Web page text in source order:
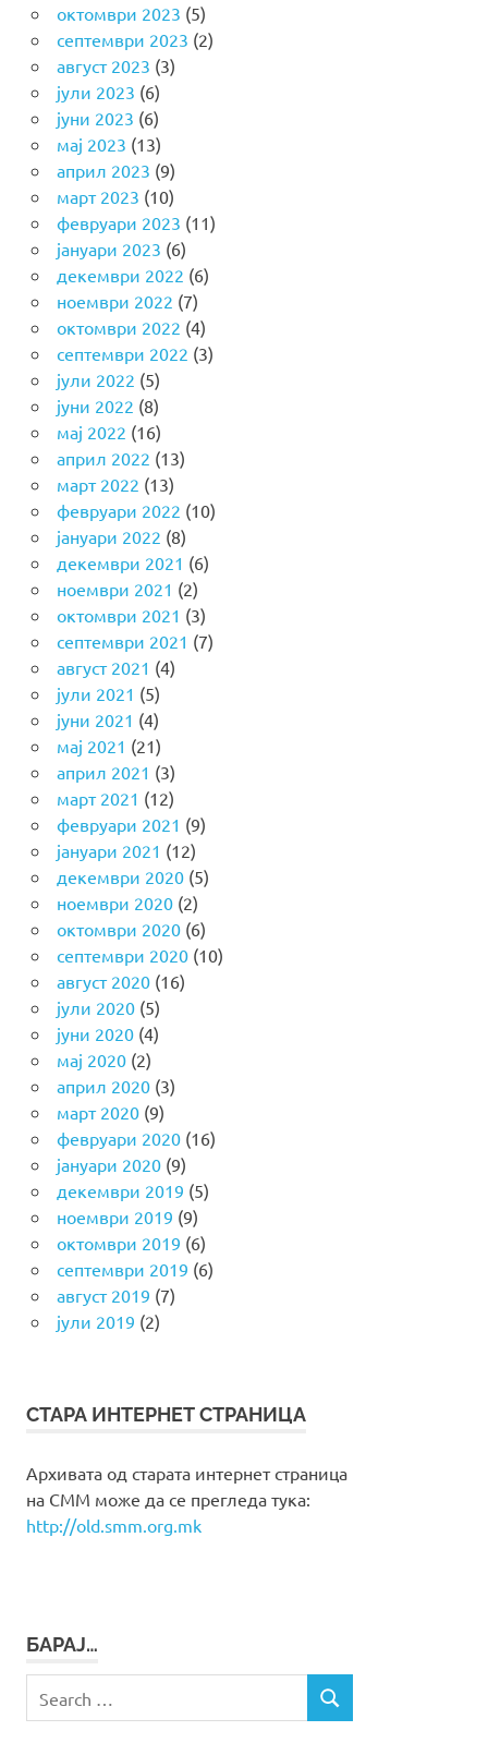
октомври 2023 (5)
септември 2023 (2)
август 2023 (3)
јули 2023 (6)
јуни 2023 (6)
мај 2023 (13)
април 2023 (9)
март 2023 (10)
февруари 2023 (11)
јануари 2023 (6)
декември 2022 (6)
ноември 2022 (7)
октомври 2022 (4)
септември 2022 (3)
јули 2022 (5)
јуни 2022 (8)
мај 2022 (16)
април 2022 (13)
март 2022 (13)
февруари 2022 (10)
јануари 2022 (8)
декември 2021 (6)
ноември 2021 (2)
октомври 2021 (3)
септември 2021 (7)
август 2021 (4)
јули 2021 (5)
јуни 2021 (4)
мај 2021 (21)
април 2021 (3)
март 2021 (12)
февруари 2021 (9)
јануари 2021 (12)
декември 2020(5)
ноември 2020(2)
октомври 2020(6)
септември 2020(10)
август 2020(16)
јули 2020(5)
јуни 2020(4)
мај 2020(2)
април 2020(3)
март 2020(9)
февруари 2020(16)
јануари 2020(9)
декември 2019 (5)
ноември 2019 (9)
октомври 2019 (6)
септември 2019 (6)
август 2019 (7)
јули 2019 (2)
СТАРА ИНТЕРНЕТ СТРАНИЦА
Архивата од старата интернет страница
на СММ може да се прегледа тука:
http://old.smm.org.mk
БАРАЈ…
for:
SEARCH